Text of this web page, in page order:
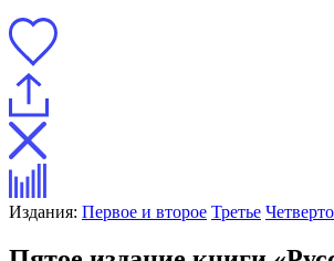
Издания: Первое и второе Третье